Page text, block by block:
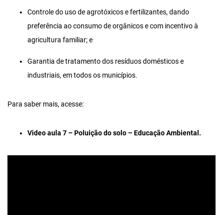
Controle do uso de agrotóxicos e fertilizantes, dando
preferência ao consumo de orgânicos e com incentivo à
agricultura familiar; e
Garantia de tratamento dos resíduos domésticos e
industriais, em todos os municípios.
Para saber mais, acesse:
Video aula 7 – Poluição do solo – Educação Ambiental.